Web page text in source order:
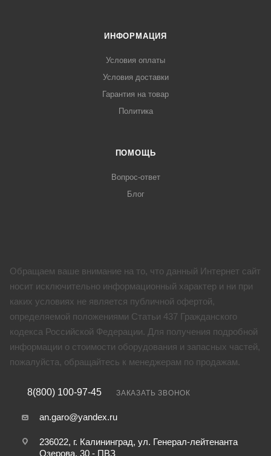
ИНФОРМАЦИЯ
Условия оплаты
Условия доставки
Гарантия на товар
Политика
ПОМОЩЬ
Вопрос-ответ
Блог
Обращаем ваше внимание на то, что данный Интернет сайт
носит исключительно информационный характер и ни при
каких условиях не является публичной офертой,
определяемой положениями Статьи 437 Гражданского
кодекса Российской Федерации. Для получения подробной
информации о стоимости оборудования и запасных частей,
пожалуйста, обращайтесь к менеджерам по продажам.
8(800) 100-97-45 ЗАКАЗАТЬ ЗВОНОК
an.garo@yandex.ru
236022, г. Калининград, ул. Генерал-лейтенанта
Озерова, 30 - ПВЗ